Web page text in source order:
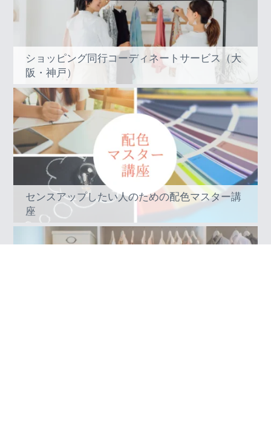
ショッピング同行コーディネートサービス（大
阪・神戸）
センスアップしたい人のための配色マスター講
座